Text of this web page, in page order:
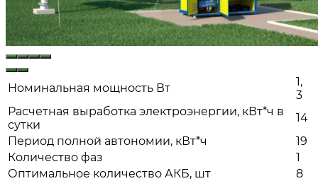
Номинальная мощность Вт
1,
3
Расчетная выработка электроэнергии, кВт*ч в
сутки
14
Период полной автономии, кВт*ч
19
Количество фаз
1
Оптимальное количество АКБ, шт
8